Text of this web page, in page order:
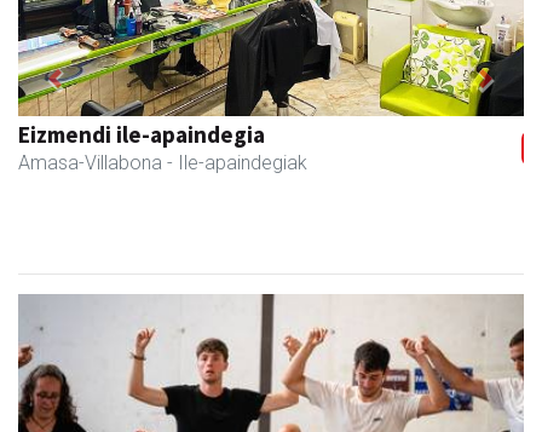
Eizmendi ile-apaindegia
Amasa-Villabona - Ile-apaindegiak
Previous Next